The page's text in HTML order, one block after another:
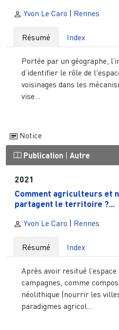
Yvon Le Caro | Rennes
Résumé Index
Portée par un géographe,
d’identifier le rôle de
voisinages dans les
vise...
Notice
Publication | Autre
2021
Comment agriculteurs et
partagent le territoire ?...
Yvon Le Caro Rennes
Résumé Index
Après avoir resitué
campagnes, comme
néolithique (nourrir les
paradigmes agricol...